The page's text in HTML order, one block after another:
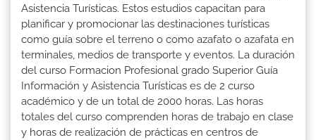
Asistencia Turísticas. Estos estudios capacitan para
planificar y promocionar las destinaciones turísticas
como guía sobre el terreno o como azafato o azafata en
terminales, medios de transporte y eventos. La duración
del curso Formacion Profesional grado Superior Guía
Información y Asistencia Turísticas es de 2 curso
académico y de un total de 2000 horas. Las horas
totales del curso comprenden horas de trabajo en clase
y horas de realización de prácticas en centros de